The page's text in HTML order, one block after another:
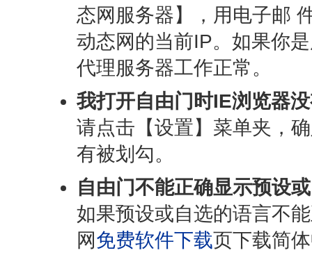
态网服务器】，用电子邮
动态网的当前IP。如果你
代理服务器工作正常。
我打开自由门时IE浏览器
请点击【设置】菜单夹，
有被划勾。
自由门不能正确显示预设
如果预设或自选的语言不
网免费软件下载页下载简